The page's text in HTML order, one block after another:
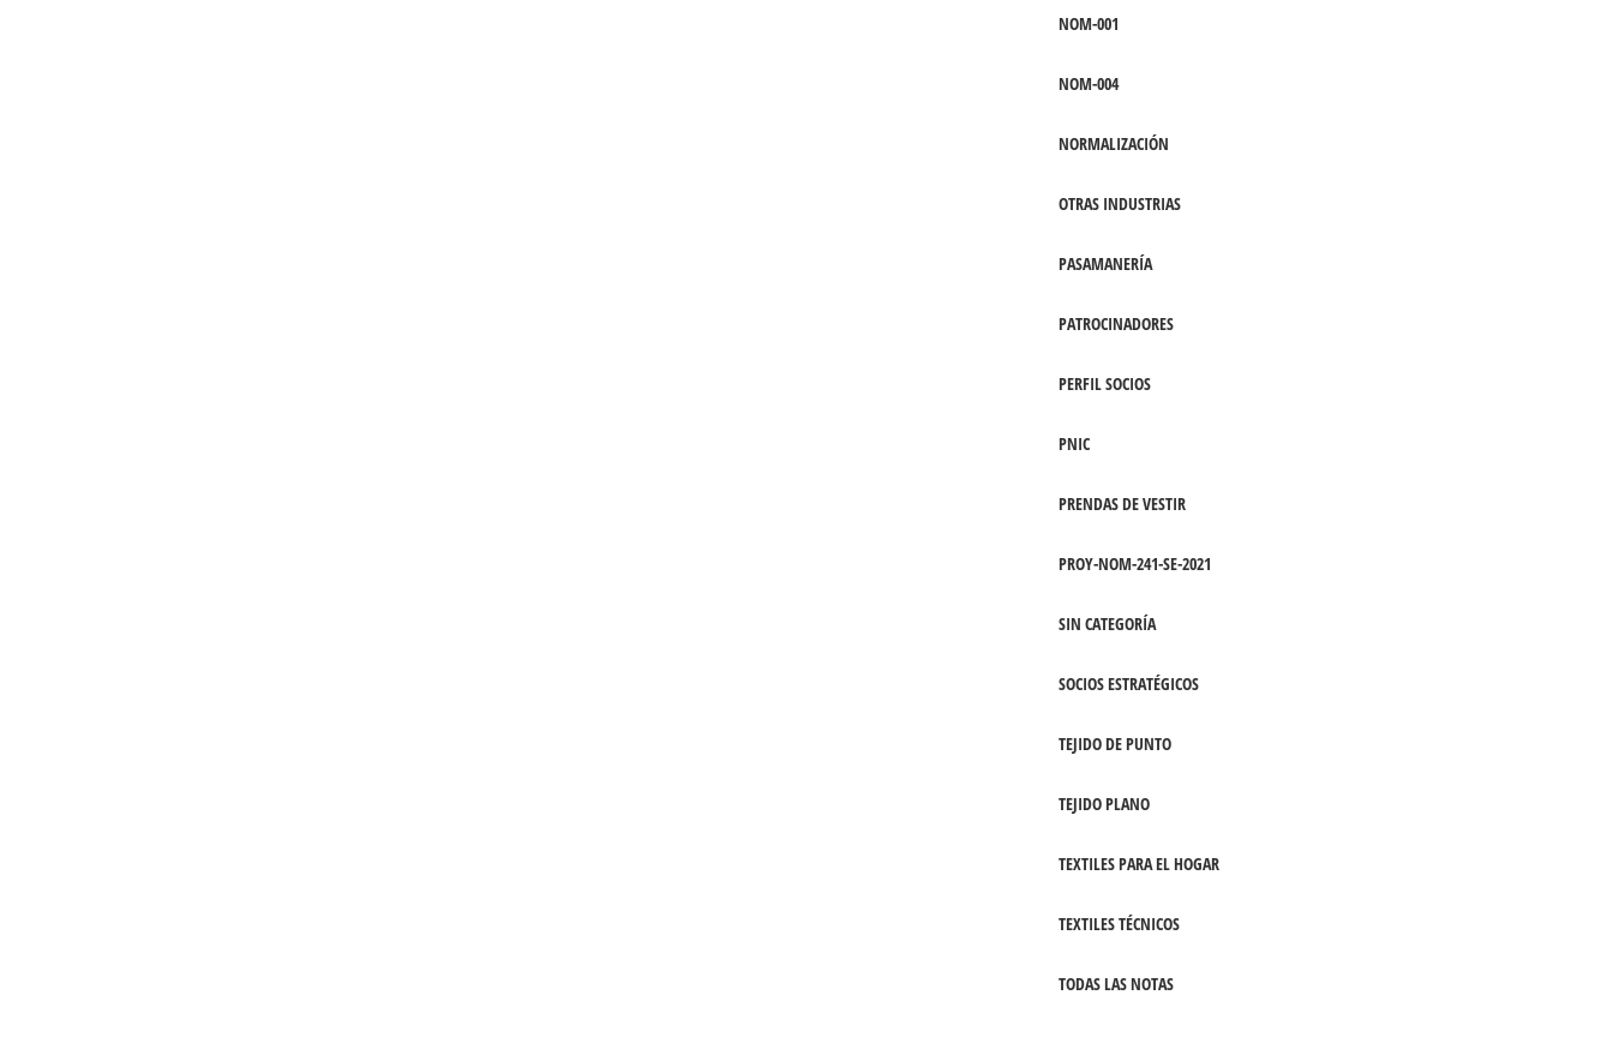
NOM-001
NOM-004
NORMALIZACIÓN
OTRAS INDUSTRIAS
PASAMANERÍA
PATROCINADORES
PERFIL SOCIOS
PNIC
PRENDAS DE VESTIR
PROY-NOM-241-SE-2021
SIN CATEGORÍA
SOCIOS ESTRATÉGICOS
TEJIDO DE PUNTO
TEJIDO PLANO
TEXTILES PARA EL HOGAR
TEXTILES TÉCNICOS
TODAS LAS NOTAS